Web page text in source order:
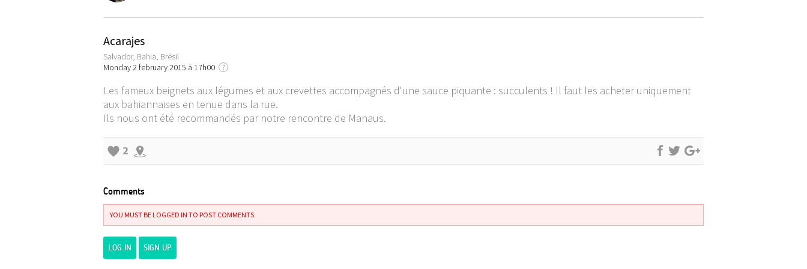
Acarajes
Salvador, Bahia, Brésil
Monday 2 february 2015 à 17h00
?
Les fameux beignets aux légumes et aux crevettes accompagnés d'une sauce piquante : succulents ! Il faut les acheter uniquement
aux bahiannaises en tenue dans la rue.
Ils nous ont été recommandés par notre rencontre de Manaus.
2
Comments
YOU MUST BE LOGGED IN TO POST COMMENTS
LOG IN SIGN UP